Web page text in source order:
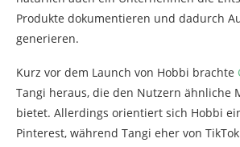
Produkte dokumentieren und dadurch
generieren.
Kurz vor dem Launch von Hobbi brachte
Tangi heraus, die den Nutzern ähnliche
bietet. Allerdings orientiert sich Hobbi
Pinterest, während Tangi eher von